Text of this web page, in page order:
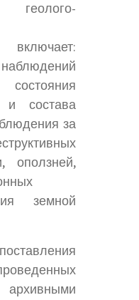
геолого-
и состава
за
оползней,
земной